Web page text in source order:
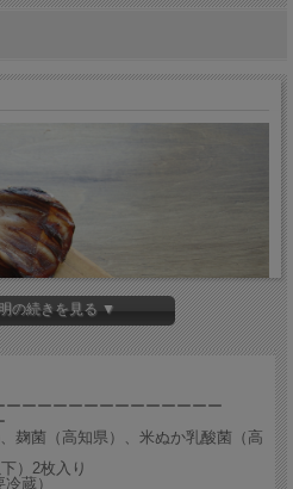
ャーキー
の続きを見る ▼
ーーーーーーーーーーーーー
麹菌（高知県）、米ぬか乳酸菌（高
）2枚入り
蔵）